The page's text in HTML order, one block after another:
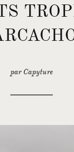
par Capyture